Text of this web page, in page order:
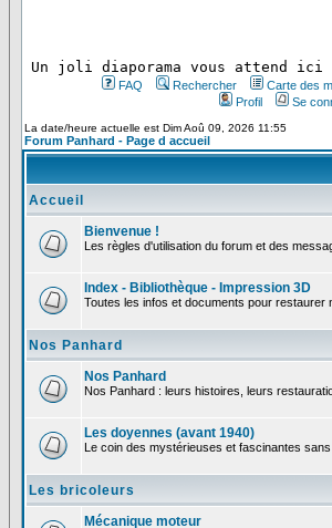
Un joli diaporama vous attend ici
FAQ Rechercher Carte des
Profil
Se
La date/heure actuelle est Dim Aoû 09, 2026 11:55
Forum Panhard - Page d accueil
Accueil
Bienvenue !
Les règles d'utilisation du forum et des
Index - Bibliothèque - Impression 3D
Toutes les infos et documents pour restaurer
Nos Panhard
Nos Panhard
Nos Panhard : leurs histoires, leurs
Les doyennes (avant 1940)
Le coin des mystérieuses et fascinantes
Les bricoleurs
Mécanique moteur